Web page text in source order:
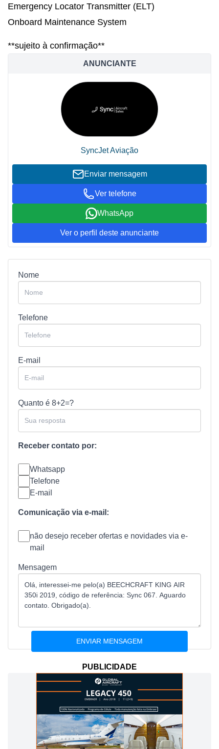
Emergency Locator Transmitter (ELT)
Onboard Maintenance System
**sujeito à confirmação**
ANUNCIANTE
SyncJet Aviação
Enviar mensagem
Ver telefone
WhatsApp
Ver o perfil deste anunciante
Nome
Telefone
E-mail
Quanto é 8+2=?
Receber contato por:
Whatsapp
Telefone
E-mail
Comunicação via e-mail:
não desejo receber ofertas e novidades via e-
mail
Mensagem
PUBLICIDADE